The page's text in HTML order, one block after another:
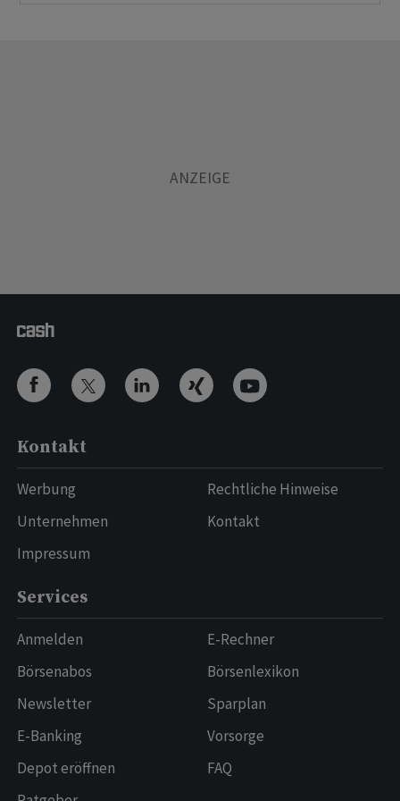
Kontakt
Werbung
Unternehmen
Impressum
Rechtliche Hinweise
Kontakt
Services
Anmelden
Börsenabos
Newsletter
E-Banking
Depot eröffnen
E-Rechner
Börsenlexikon
Sparplan
Vorsorge
FAQ